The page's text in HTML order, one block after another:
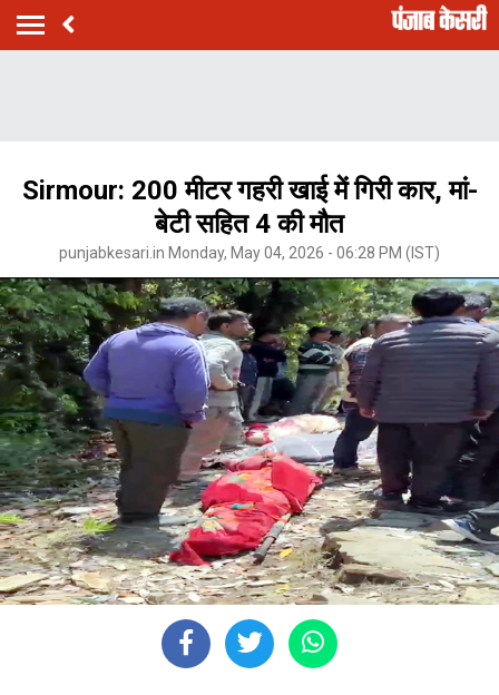
Sirmour: 200 मीटर गहरी खाई में गिरी कार, मां-
बेटी सहित 4 की मौत
punjabkesari.in Monday, May 04, 2026 - 06:28 PM (IST)